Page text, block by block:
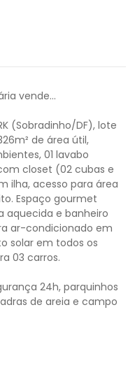
vende...
(Sobradinho/DF), lote
de área útil,
01 lavabo
closet (02 cubas e
ilha, acesso para área
Espaço gourmet
aquecida e banheiro
ar-condicionado em
solar em todos os
03 carros.
24h, parquinhos
de areia e campo